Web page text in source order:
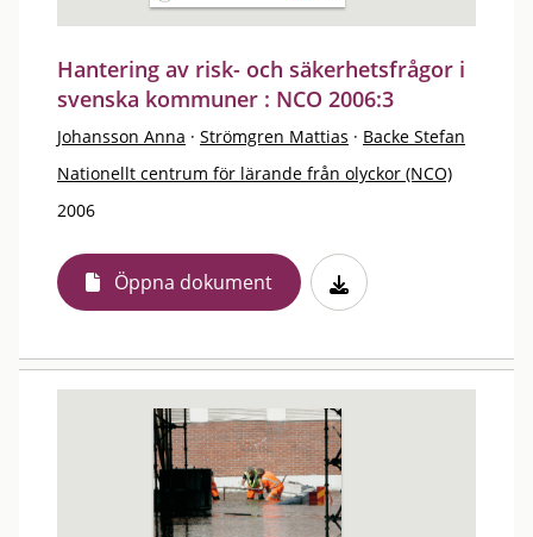
Hantering av risk- och säkerhetsfrågor i
svenska kommuner : NCO 2006:3
Johansson Anna · Strömgren Mattias · Backe Stefan
Nationellt centrum för lärande från olyckor (NCO)
2006
Öppna dokument